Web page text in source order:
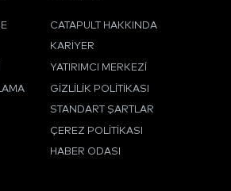
CATAPULT HAKKINDA
KARIYER
YATIRIMCI MERKEZI
GIZLILIK POLITIKASI
STANDART ŞARTLAR
ÇEREZ POLITIKASI
HABER ODASI